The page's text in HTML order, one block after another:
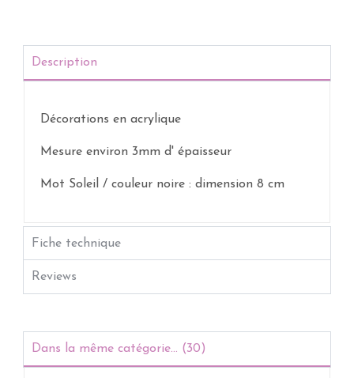
Description
Décorations en acrylique
Mesure environ 3mm d' épaisseur
Mot Soleil / couleur noire : dimension 8 cm
Fiche technique
Reviews
Dans la même catégorie... (30)